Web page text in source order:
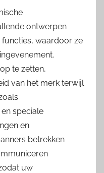
ontwerpen
waardoor ze
te zetten,
van het merk terwijl
speciale
en
betrekken
uw